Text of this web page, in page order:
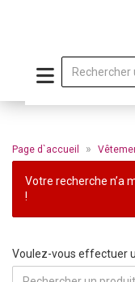
Page d`accueil »
Votre recherche n’a
!
VOULEZ-VOUS
Voulez-vous effectuer